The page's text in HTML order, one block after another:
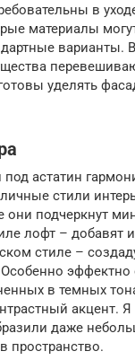
в
материалы
варианты.
уделять
астатин
стили
они подчеркнут
лофт – добавят
стиле –
эффектно
в темных
акцент.
даже
пространство.